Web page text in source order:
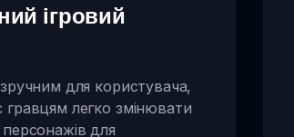
ігровий
для користувача,
легко змінювати
для